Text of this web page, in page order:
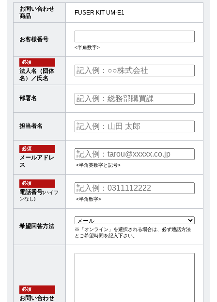
お問い合わせ
商品
FUSER KIT UM-E1
お客様番号
<半角数字>
必須
法人名（団体
名）／氏名
部署名
担当者名
必須
メールアドレ
ス
<半角英数字と記号>
必須
電話番号(ハイフ
ンなし)
<半角数字>
希望回答方法
※「オンライン」を選択される場合は、必ず通話方法
とご希望時間を記入下さい。
必須
お問い合わせ